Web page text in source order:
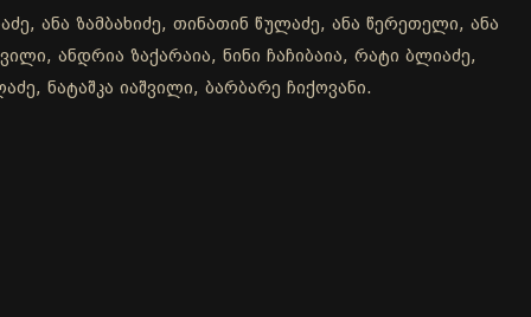
ანა ზამბახიძე, თინათინ წულაძე, ანა წერეთელი, ანა
ანდრია ზაქარაია, ნინი ჩაჩიბაია, რატი ბლიაძე,
ნატაშკა იაშვილი, ბარბარე ჩიქოვანი.